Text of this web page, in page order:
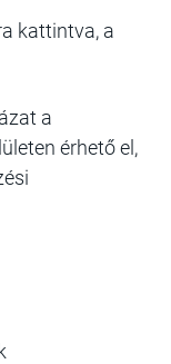
kattintva, a
a
érhető el,